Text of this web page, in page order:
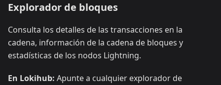
Explorador de bloques
Consulta los detalles de las transacciones en la
cadena, información de la cadena de bloques y
estadísticas de los nodos Lightning.
En Lokihub: Apunte a cualquier explorador de